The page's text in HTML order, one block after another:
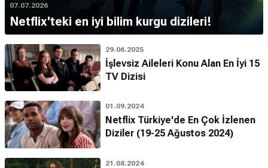
07.07.2026
Netflix'teki en iyi bilim kurgu dizileri!
29.06.2025
İşlevsiz Aileleri Konu Alan En İyi 15
TV Dizisi
01.09.2024
Netflix Türkiye'de En Çok İzlenen
Diziler (19-25 Ağustos 2024)
21.08.2024